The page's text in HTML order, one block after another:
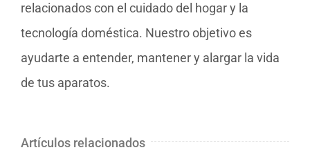
relacionados con el cuidado del hogar y la
tecnología doméstica. Nuestro objetivo es
ayudarte a entender, mantener y alargar la vida
de tus aparatos.
Artículos relacionados